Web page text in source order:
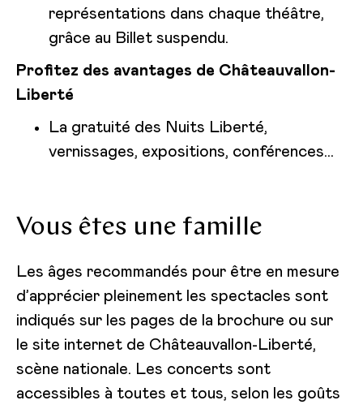
représentations dans chaque théâtre,
grâce au Billet suspendu.
Profitez des avantages de Châteauvallon-
Liberté
La gratuité des Nuits Liberté,
vernissages, expositions, conférences…
Vous êtes une famille
Les âges recommandés pour être en mesure
d’apprécier pleinement les spectacles sont
indiqués sur les pages de la brochure ou sur
le site internet de Châteauvallon-Liberté,
scène nationale. Les concerts sont
accessibles à toutes et tous, selon les goûts